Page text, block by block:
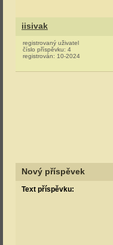
iisivak
registrovaný uživatel
číslo příspěvku: 4
registrován: 10-2024
Nový příspěvek
Text příspěvku: